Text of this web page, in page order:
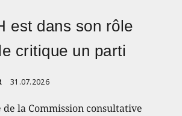
est dans son rôle
critique un parti
31.07.2026
la Commission consultative